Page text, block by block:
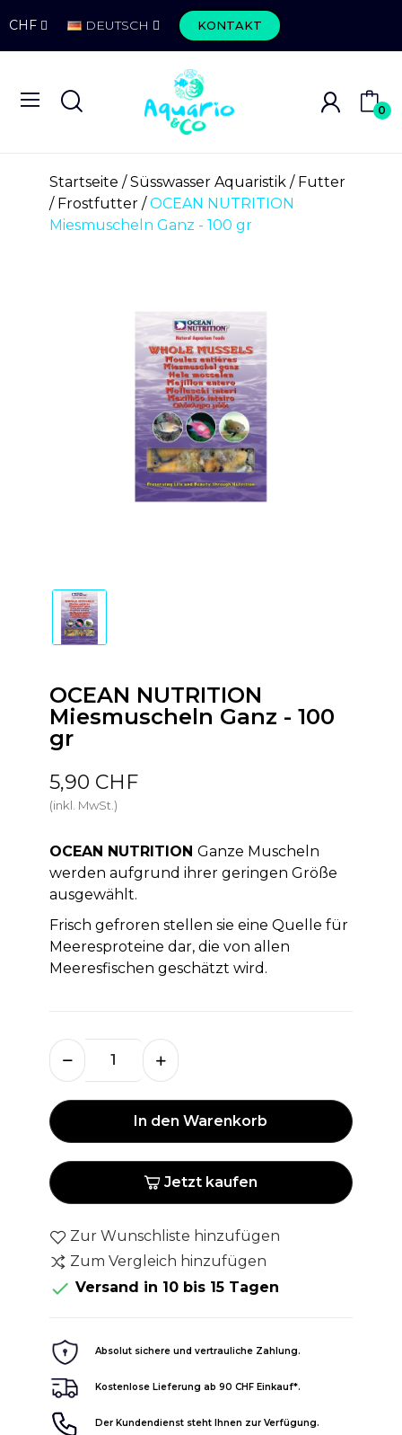
CHF DEUTSCH KONTAKT
0
Startseite Süsswasser Aquaristik
Futter
Frostfutter
OCEAN NUTRITION
Miesmuscheln Ganz - 100 gr
OCEAN NUTRITION
Miesmuscheln Ganz - 100
gr
5,90 CHF
(inkl. MwSt.)
OCEAN NUTRITION Ganze Muscheln
werden aufgrund ihrer geringen Größe
ausgewählt.
Frisch gefroren stellen sie eine Quelle für
Meeresproteine ​​dar, die von allen
Meeresfischen geschätzt wird.
In den Warenkorb
Jetzt kaufen
Zur Wunschliste hinzufügen
Zum Vergleich hinzufügen
 Versand in 10 bis 15 Tagen
Absolut sichere und vertrauliche Zahlung.
Kostenlose Lieferung ab 90 CHF Einkauf*.
Der Kundendienst steht Ihnen zur Verfügung.